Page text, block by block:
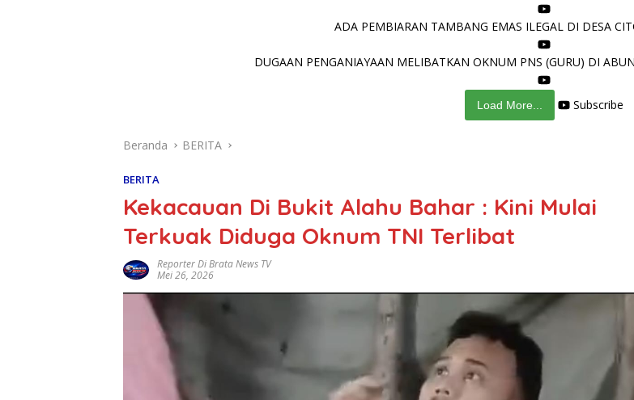
ADA PEMBIARAN TAMBANG EMAS ILEGAL DI DESA
DUGAAN PENGANIAYAAN MELIBATKAN OKNUM PNS (GURU) DI
Load More... Subscribe
Beranda BERITA
BERITA
Kekacauan Di Bukit Alahu Bahar : Kini Mulai
Terkuak Diduga Oknum TNI Terlibat
Reporter Di Brata News TV
Mei 26, 2026